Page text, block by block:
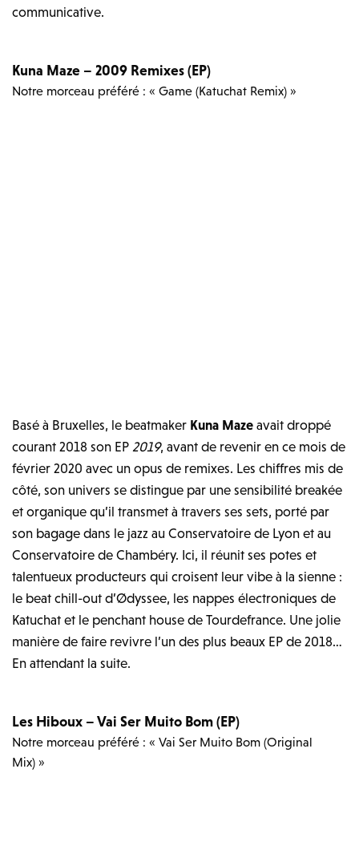
communicative.
Kuna Maze – 2009 Remixes (EP)
Notre morceau préféré : « Game (Katuchat Remix) »
Basé à Bruxelles, le beatmaker Kuna Maze avait droppé
courant 2018 son EP 2019, avant de revenir en ce mois de
février 2020 avec un opus de remixes. Les chiffres mis de
côté, son univers se distingue par une sensibilité breakée
et organique qu’il transmet à travers ses sets, porté par
son bagage dans le jazz au Conservatoire de Lyon et au
Conservatoire de Chambéry. Ici, il réunit ses potes et
talentueux producteurs qui croisent leur vibe à la sienne :
le beat chill-out d’Ødyssee, les nappes électroniques de
Katuchat et le penchant house de Tourdefrance. Une jolie
manière de faire revivre l’un des plus beaux EP de 2018…
En attendant la suite.
Les Hiboux – Vai Ser Muito Bom (EP)
Notre morceau préféré : « Vai Ser Muito Bom (Original
Mix) »